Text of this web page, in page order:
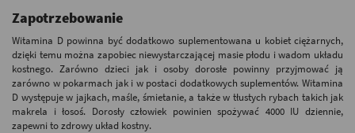
Zapotrzebowanie
Witamina D powinna być dodatkowo suplementowana u kobiet ciężarnych,
dzięki temu można zapobiec niewystarczającej masie płodu i wadom układu
kostnego. Zarówno dzieci jak i osoby dorosłe powinny przyjmować ją
zarówno w pokarmach jak i w postaci dodatkowych suplementów. Witamina
D występuje w jajkach, maśle, śmietanie, a także w tłustych rybach takich jak
makrela i łosoś. Dorosły człowiek powinien spożywać 4000 IU dziennie,
zapewni to zdrowy układ kostny.